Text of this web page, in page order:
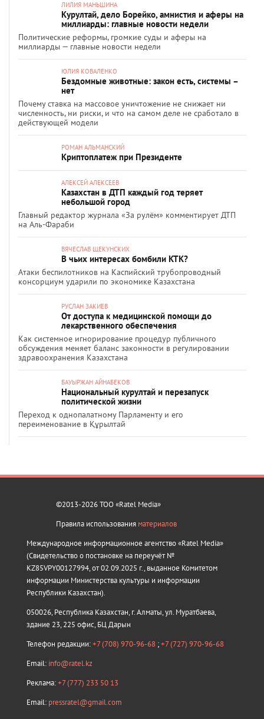
ЛИЛИЯ МАНЬШИНА
Курултай, дело Борейко, амнистия и аферы на
миллиарды: главные новости недели
Политические реформы, громкие суды и аферы на
миллиарды — главные новости недели
ЮЛИЯ КОВАЛЕНКО
Бездомные животные: закон есть, системы –
нет
Почему ставка на массовое уничтожение не снижает ни
численность, ни риски, и что на самом деле не сработало в
действующей модели
РОМАН АЛЬМАНСКИЙ
Криптоплатеж при Президенте
АЛЕКСЕЙ АЛЕКСЕЕВ
Казахстан в ДТП каждый год теряет
небольшой город
Главный редактор журнала «За рулём» комментирует ДТП
на Аль-Фараби
ВЯЧЕСЛАВ ЩЕКУНСКИХ
В чьих интересах бомбили КТК?
Атаки беспилотников на Каспийский трубопроводный
консорциум ударили по экономике Казахстана
РУСЛАН ЗАКИЕВ
От доступа к медицинской помощи до
лекарственного обеспечения
Как системное игнорирование процедур публичного
обсуждения меняет баланс законности в регулировании
здравоохранения Казахстана
БАУЫРЖАН АЙНАБЕКОВ
Национальный курултай и перезапуск
политической жизни
Переход к однопалатному Парламенту и его
переименование в Құрылтай
©2013-2026 ТОО «Ratel Media»
Правила использования материалов
Международное информационное агентство «Ratel Media»
(Свидетельство о постановке на переучёт №
KZ85VPY00127994, от 02.09.2025 г., выданное Комитетом
информации Министерства культуры и информации
Республики Казахстан).
050026, Республика Казахстан, г. Алматы, ул. Муратбаева,
здание 23, 225 офис, БЦ Дарын
Телефон редакции:+7 (708) 970-96-68 ;+7 (727) 970-96-68
Email: info@ratel.kz
Реклама:+7 (777) 233 50 13
Email: pressratel@gmail.com